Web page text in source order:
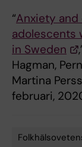
“Anxiety
adolescents
in Sweden
Hagman,
Martina
februari,